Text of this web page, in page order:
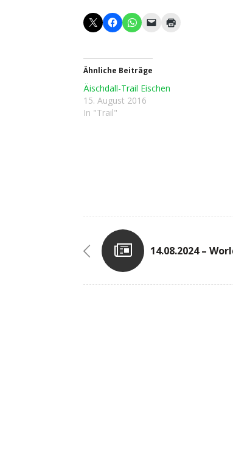
Ähnliche Beiträge
Äischdall-Trail Eischen
15. August 2016
In "Trail"